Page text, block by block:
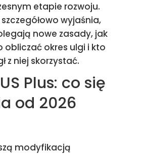
etapie rozwoju.
szczegółowo wyjaśnia,
nowe zasady, jak
obliczać okres ulgi i kto
z niej skorzystać.
Plus: co się
od 2026
modyfikacją